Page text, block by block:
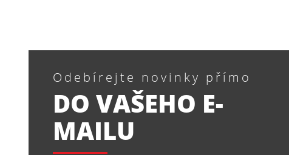
Odebírejte novinky přímo
DO VAŠEHO E-
MAILU